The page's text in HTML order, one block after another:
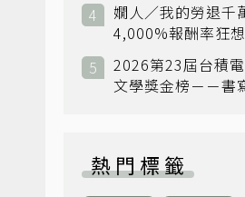
嫺人／我的勞退千
4,000%報酬率狂
2026第23屆台積
文學獎金榜－－書
熱門標籤